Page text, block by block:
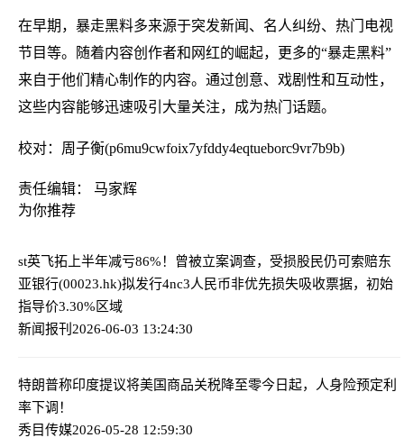
在早期，暴走黑料多来源于突发新闻、名人纠纷、热门电视
节目等。随着内容创作者和网红的崛起，更多的“暴走黑料”
来自于他们精心制作的内容。通过创意、戏剧性和互动性，
这些内容能够迅速吸引大量关注，成为热门话题。
校对：周子衡(p6mu9cwfoix7yfddy4eqtueborc9vr7b9b)
责任编辑： 马家辉
为你推荐
st英飞拓上半年减亏86%！曾被立案调查，受损股民仍可索赔东
亚银行(00023.hk)拟发行4nc3人民币非优先损失吸收票据，初始
指导价3.30%区域
新闻报刊 2026-06-03 13:24:30
特朗普称印度提议将美国商品关税降至零今日起，人身险预定利
率下调！
秀目传媒2026-05-28 12:59:30